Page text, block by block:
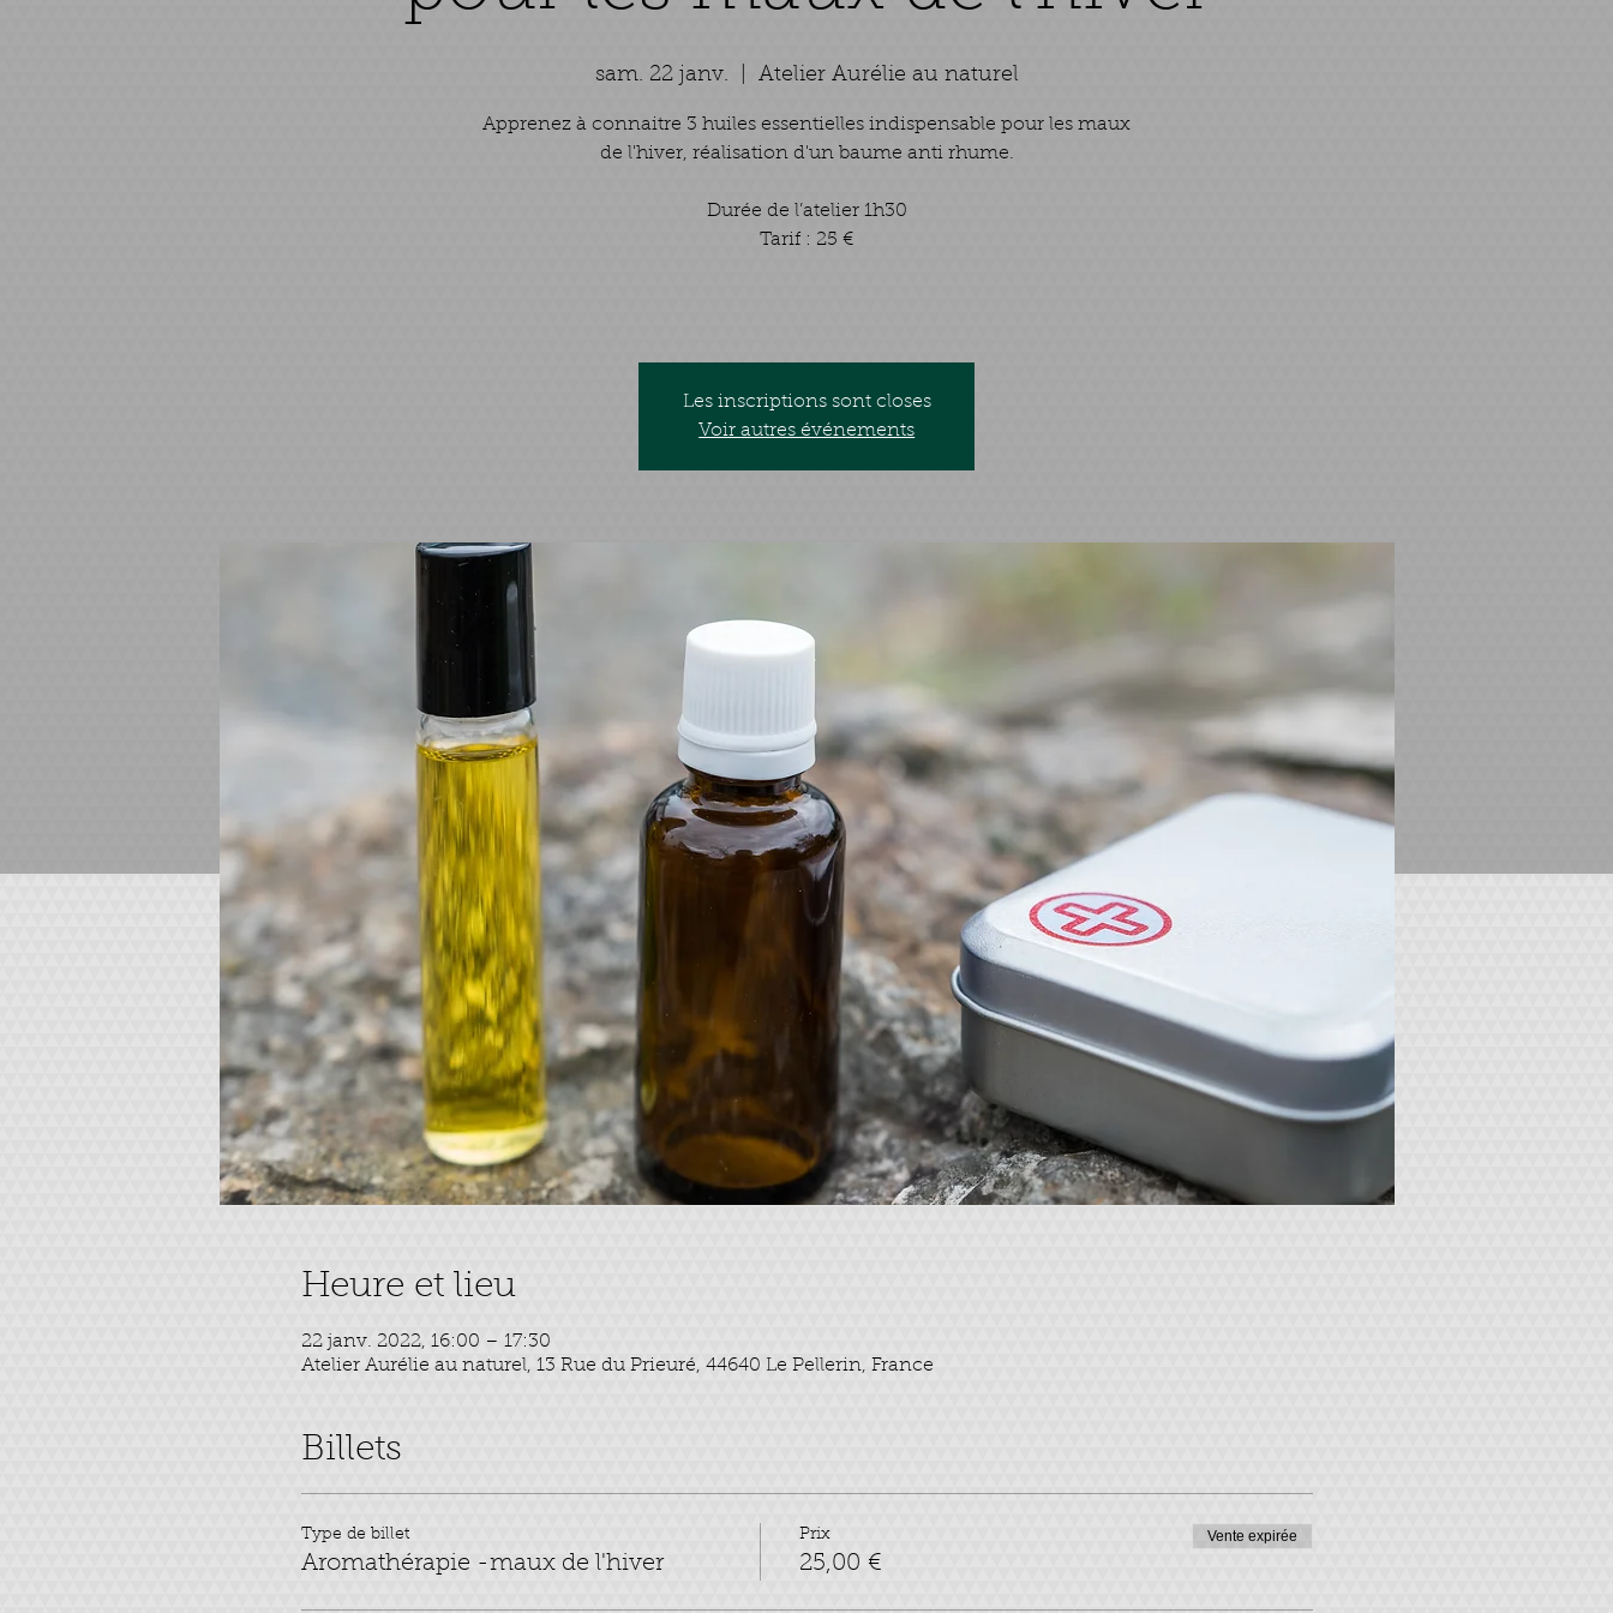
sam. 22 janv. Atelier Aurélie au naturel
Apprenez à connaitre 3 huiles essentielles indispensable pour les maux
de l'hiver, réalisation d'un baume anti rhume.
Durée de l’atelier 1h30
Tarif : 25 €
Les inscriptions sont closes
Voir autres événements
Heure et lieu
22 janv. 2022, 16:00 – 17:30
Atelier Aurélie au naturel, 13 Rue du Prieuré, 44640 Le Pellerin, France
Billets
Type de billet
Aromathérapie -maux de l'hiver
Prix
25,00 €
Vente expirée